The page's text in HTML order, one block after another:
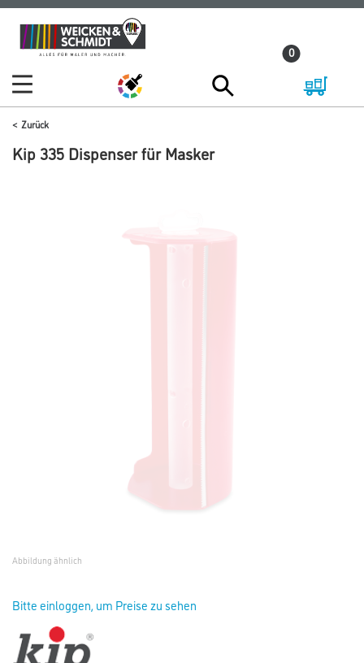
Zum
Inhalt
Zum
Navigationsmenü
0
Zurück
Kip 335 Dispenser für Masker
Abbildung ähnlich
Bitte einloggen, um Preise zu sehen